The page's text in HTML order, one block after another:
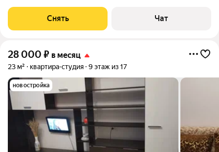
подъезде 3 лифта - 1 грузовой и 2 пассажирских.
Коммунальные услуги по счетчикам
Снять Чат
28 000 ₽ в месяц
23 м² квартира-студия 9 этаж из 17
новостройка